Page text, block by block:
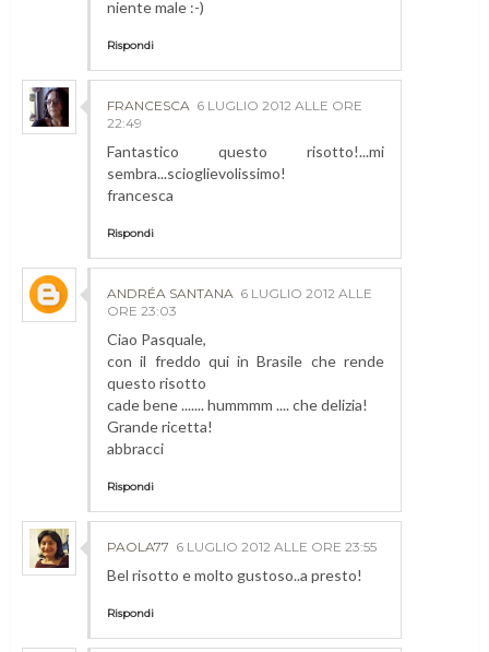
niente male :-)
Rispondi
FRANCESCA 6 LUGLIO 2012 ALLE ORE
22:49
Fantastico questo risotto!...mi
sembra...scioglievolissimo!
francesca
Rispondi
ANDRÉA SANTANA 6 LUGLIO 2012 ALLE
ORE 23:03
Ciao Pasquale,
con il freddo qui in Brasile che rende
questo risotto
cade bene ....... hummmm .... che delizia!
Grande ricetta!
abbracci
Rispondi
PAOLA77 6 LUGLIO 2012 ALLE ORE 23:55
Bel risotto e molto gustoso..a presto!
Rispondi